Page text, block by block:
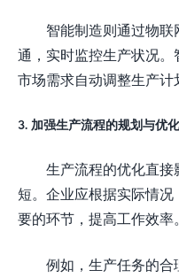
智能制造则通过物
通，实时监控生产状况
市场需求自动调整生产计
3. 加强生产流程的规划与优化
生产流程的优化直接
短。企业应根据实际情
要的环节，提高工作效率。
例如，生产任务的